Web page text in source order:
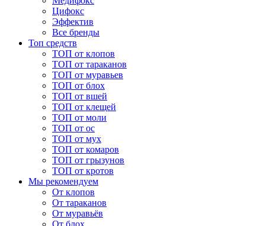
Цифокс
Эффектив
Все бренды
Топ средств
ТОП от клопов
ТОП от тараканов
ТОП от муравьев
ТОП от блох
ТОП от вшей
ТОП от клещей
ТОП от моли
ТОП от ос
ТОП от мух
ТОП от комаров
ТОП от грызунов
ТОП от кротов
Мы рекомендуем
От клопов
От тараканов
От муравьёв
От блох